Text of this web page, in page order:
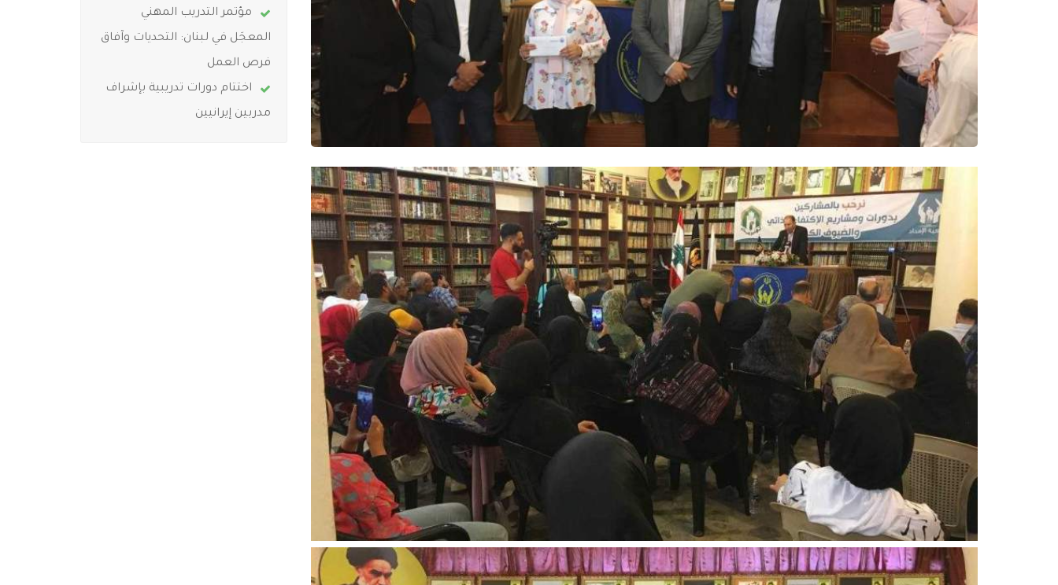
مؤتمر التدريب المهني
المعجَل في لبنان: التحديات وآفاق
فرص العمل
اختتام دورات تدريبية بإشراف
مدربين إيرانيين